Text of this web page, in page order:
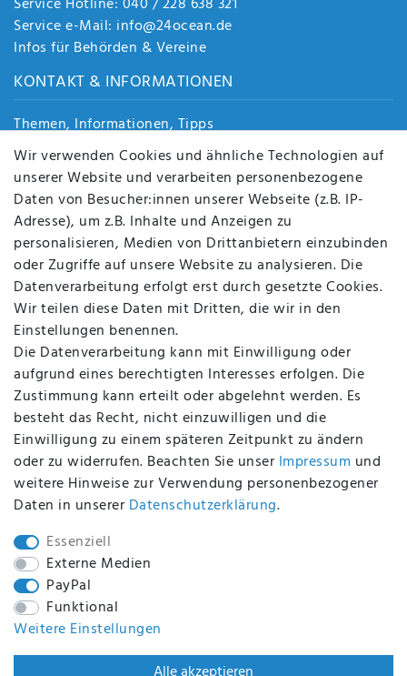
Service e-Mail: info@24ocean.de
Infos für Behörden & Vereine
KONTAKT & INFORMATIONEN
Themen, Informationen, Tipps
Jobs
Über uns
Kontakt
Datenschutz
AGB
FAQ
Batterieentsorgung
Altölverordnung
Impressum
BEQUEM UND SICHER BEZAHLEN MIT
BEI UNS SIND SIE SICHER!
WIR VERSENDEN MIT
Wir verwenden Cookies und ähnliche Technologien auf
unserer Website und verarbeiten personenbezogene
Daten von Besucher:innen unserer Webseite (z.B. IP-
Adresse), um z.B. Inhalte und Anzeigen zu
personalisieren, Medien von Drittanbietern einzubinden
oder Zugriffe auf unsere Website zu analysieren. Die
Datenverarbeitung erfolgt erst durch gesetzte Cookies.
Wir teilen diese Daten mit Dritten, die wir in den
Einstellungen benennen.
Die Datenverarbeitung kann mit Einwilligung oder
aufgrund eines berechtigten Interesses erfolgen. Die
Zustimmung kann erteilt oder abgelehnt werden. Es
besteht das Recht, nicht einzuwilligen und die
Einwilligung zu einem späteren Zeitpunkt zu ändern
oder zu widerrufen. Beachten Sie unser Impressum und
weitere Hinweise zur Verwendung personenbezogener
Daten in unserer Daten­schutz­erklärung.
Essenziell
Externe Medien
PayPal
Funktional
Weitere Einstellungen